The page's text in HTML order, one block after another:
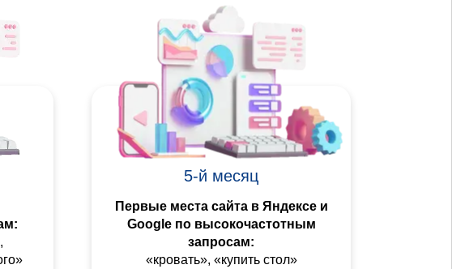
5-й месяц
Первые места сайта в Яндексе и
Google по высокочастотным
запросам:
«кровать», «купить стол»